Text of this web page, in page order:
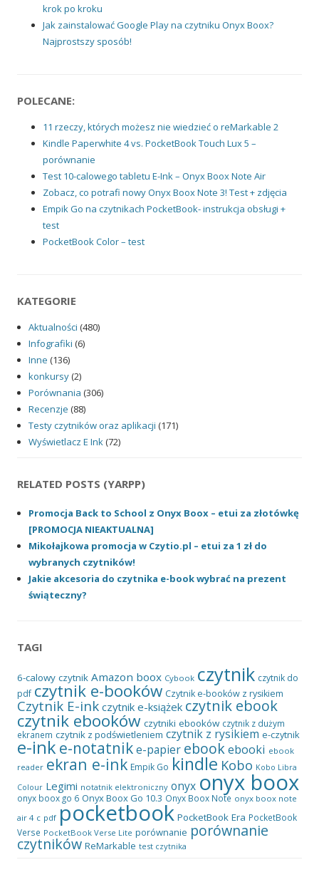
krok po kroku
Jak zainstalować Google Play na czytniku Onyx Boox?
Najprostszy sposób!
POLECANE:
11 rzeczy, których możesz nie wiedzieć o reMarkable 2
Kindle Paperwhite 4 vs. PocketBook Touch Lux 5 –
porównanie
Test 10-calowego tabletu E-Ink – Onyx Boox Note Air
Zobacz, co potrafi nowy Onyx Boox Note 3! Test + zdjęcia
Empik Go na czytnikach PocketBook- instrukcja obsługi +
test
PocketBook Color – test
KATEGORIE
Aktualności (480)
Infografiki (6)
Inne (136)
konkursy(2)
Porównania (306)
Recenzje (88)
Testy czytników oraz aplikacji (171)
Wyświetlacz E Ink(72)
RELATED POSTS (YARPP)
Promocja Back to School z Onyx Boox – etui za złotówkę
[PROMOCJA NIEAKTUALNA]
Mikołajkowa promocja w Czytio.pl – etui za 1 zł do
wybranych czytników!
Jakie akcesoria do czytnika e-book wybrać na prezent
świąteczny?
TAGI
6-calowy czytnik Amazon boox Cybook czytnik czytnik do
pdf czytnik e-booków Czytnik e-booków z rysikiem
Czytnik E-ink czytnik e-książek czytnik ebook
czytnik ebooków czytniki ebooków czytnik z dużym
ekranem czytnik z podświetleniem czytnik z rysikiem e-czytnik
e-ink e-notatnike-papier ebookebooki ebook
reader ekran e-ink Empik Go kindle Kobo Kobo Libra
Colour Legimi notatnik elektroniczny onyx onyx boox
onyx boox go 6 Onyx Boox Go 10.3 Onyx Boox Note onyx boox note
air 4 c pdf pocketbook PocketBook Era PocketBook
Verse PocketBook Verse Lite porównanie porównanie
czytników ReMarkable test czytnika